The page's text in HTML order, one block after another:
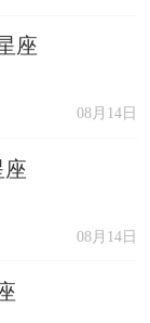
座
08月14日
座
08月14日